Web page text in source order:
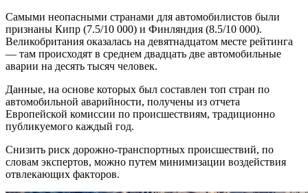
Самыми неопасными странами для автомобилистов были
признаны Кипр (7.5/10 000) и Финляндия (8.5/10 000).
Великобритания оказалась на девятнадцатом месте рейтинга
— там происходят в среднем двадцать две автомобильные
аварии на десять тысяч человек.
Данные, на основе которых был составлен топ стран по
автомобильной аварийности, получены из отчета
Европейской комиссии по происшествиям, традиционно
публикуемого каждый год.
Снизить риск дорожно-транспортных происшествий, по
словам экспертов, можно путем минимизации воздействия
отвлекающих факторов.